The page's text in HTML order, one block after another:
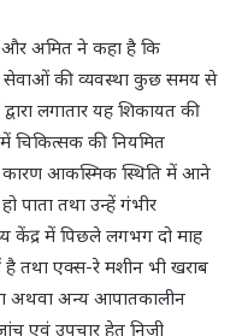
और अमित ने कहा है कि
सेवाओं की व्यवस्था कुछ समय से
लगातार यह शिकायत की
चिकित्सक की नियमित
कारण आकस्मिक स्थिति में आने
पाता तथा उन्हें गंभीर
केंद्र में पिछले लगभग दो माह
तथा एक्स-रे मशीन भी खराब
अथवा अन्य आपातकालीन
एवं उपचार हेतु निजी